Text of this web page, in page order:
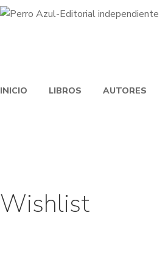
INICIO LIBROS AUTORES
Wishlist